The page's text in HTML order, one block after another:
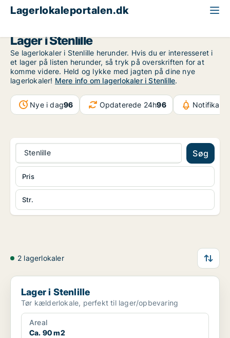
Lagerlokaleportalen.dk
Lager i Stenlille
Se lagerlokaler i Stenlille herunder. Hvis du er interesseret i
et lager på listen herunder, så tryk på overskriften for at
komme videre. Held og lykke med jagten på dine nye
lagerlokaler! Mere info om lagerlokaler i Stenlille.
Nye i dag96 Opdaterede 24h96
Stenlille Søg
Str.
Pris
2 lagerlokaler
Lager i Stenlille
Lager i Stenlille
Tør kælderlokale, perfekt til lager/opbevaring
Areal
Ca. 90 m2